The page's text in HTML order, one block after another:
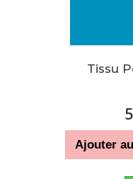
Tissu
Ajouter